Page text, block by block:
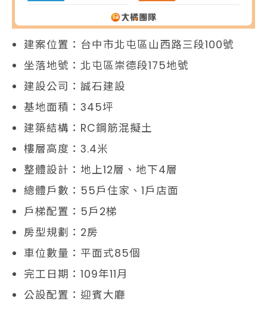
建案位置：台中市北屯區山西路三段100號
坐落地號：北屯區崇德段175地號
建設公司：誠石建設
基地面積：345坪
建築結構：RC鋼筋混擬土
樓層高度：3.4米
整體設計：地上12層、地下4層
總體戶數：55戶住家、1戶店面
戶梯配置：5戶2梯
房型規劃：2房
車位數量：平面式85個
完工日期：109年11月
公設配置：迎賓大廳